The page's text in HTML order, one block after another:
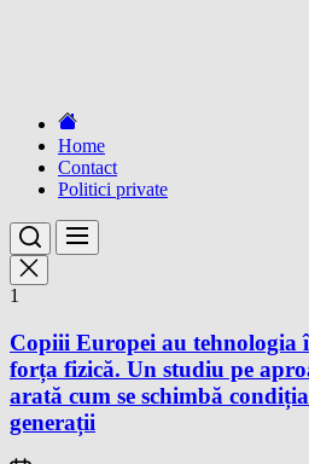
Home
Contact
Politici private
1
Copiii Europei au tehnologia
forța fizică. Un studiu pe
arată cum se schimbă
generații